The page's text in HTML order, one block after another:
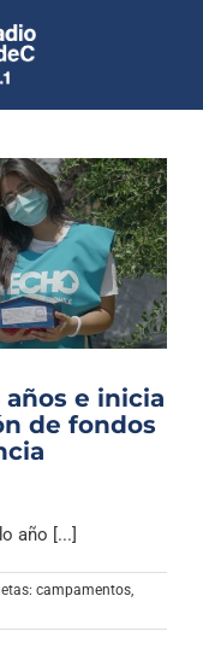
en vivo
años e inicia
de fondos
año [...]
campamentos